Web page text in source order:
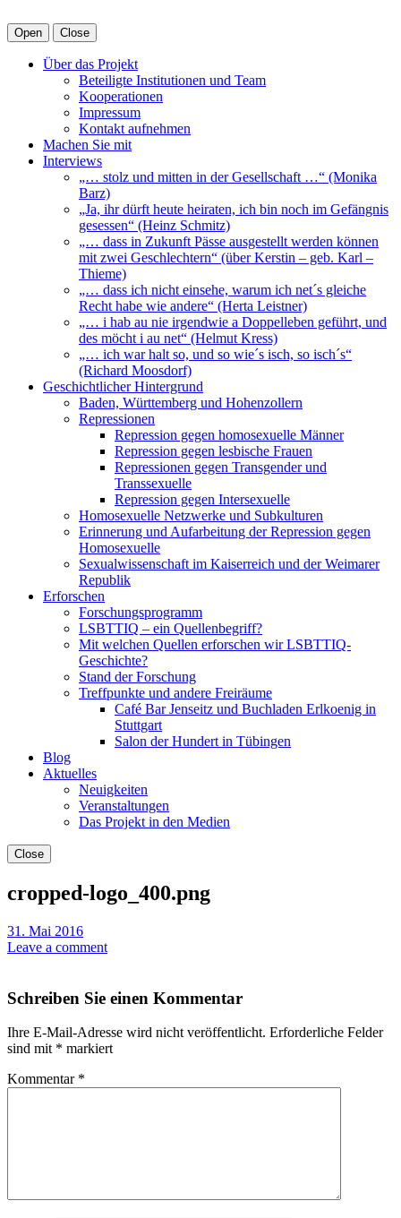
Open Close
Über das Projekt
Beteiligte Institutionen und Team
Kooperationen
Impressum
Kontakt aufnehmen
Machen Sie mit
Interviews
„… stolz und mitten in der Gesellschaft …“ (Monika
Barz)
„Ja, ihr dürft heute heiraten, ich bin noch im Gefängnis
gesessen“ (Heinz Schmitz)
„… dass in Zukunft Pässe ausgestellt werden können
mit zwei Geschlechtern“ (über Kerstin – geb. Karl –
Thieme)
„… dass ich nicht einsehe, warum ich net´s gleiche
Recht habe wie andere“ (Herta Leistner)
„… i hab au nie irgendwie a Doppelleben geführt, und
des möcht i au net“ (Helmut Kress)
„… ich war halt so, und so wie´s isch, so isch´s“
(Richard Moosdorf)
Geschichtlicher Hintergrund
Baden, Württemberg und Hohenzollern
Repressionen
Repression gegen homosexuelle Männer
Repression gegen lesbische Frauen
Repressionen gegen Transgender und
Transsexuelle
Repression gegen Intersexuelle
Homosexuelle Netzwerke und Subkulturen
Erinnerung und Aufarbeitung der Repression gegen
Homosexuelle
Sexualwissenschaft im Kaiserreich und der Weimarer
Republik
Erforschen
Forschungsprogramm
LSBTTIQ – ein Quellenbegriff?
Mit welchen Quellen erforschen wir LSBTTIQ-
Geschichte?
Stand der Forschung
Treffpunkte und andere Freiräume
Café Bar Jenseitz und Buchladen Erlkoenig in
Stuttgart
Salon der Hundert in Tübingen
Blog
Aktuelles
Neuigkeiten
Veranstaltungen
Das Projekt in den Medien
Close
cropped-logo_400.png
31. Mai 2016
Leave a comment
Schreiben Sie einen Kommentar
Ihre E-Mail-Adresse wird nicht veröffentlicht. Erforderliche Felder
sind mit * markiert
Kommentar *